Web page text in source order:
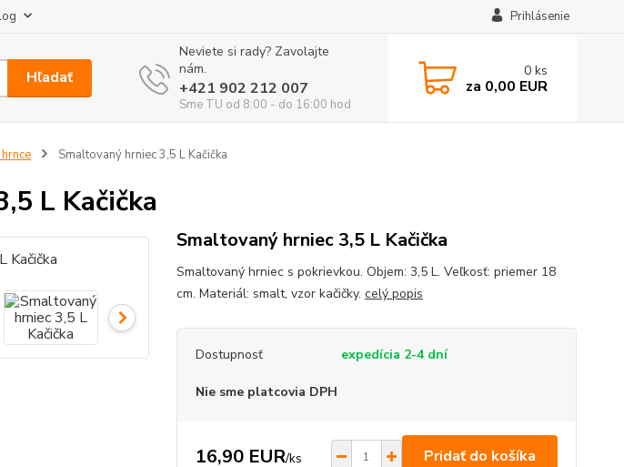
Prihlásenie
Hľadať
Neviete si rady? Zavolajte
nám.
+421 902 212 007
Sme TU od 8:00 - do 16:00 hod
0 ks
za 0,00 EUR
Smaltovaný hrniec 3,5 L Kačička
L Kačička
Smaltovaný hrniec 3,5 L Kačička
Smaltovaný hrniec s pokrievkou. Objem: 3,5 L. Veľkosť: priemer 18
cm. Materiál: smalt, vzor kačičky. celý popis
Dostupnosť expedícia 2-4 dní
Nie sme platcovia DPH
16,90 EUR/ks Pridať do košíka